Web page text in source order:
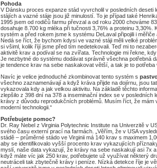
Pohoda
V Dánsku proces expanze stád vyvrcholil v posledních
stájích a vazné stáje jsou již minulostí. To je případ také
1995 jsem od rodičů farmu převzal a od roku 2000 chováme
dosahuje 8.700 kg mléka při tučnosti 3,76% a proteinu
systém a před rokem jsme k systému DeLaval připojili i
Nedá se říct, že bychom kdysi ve vazné stáji měli velké
si všiml, kolik říjí jsme před tím nedetekovali. Teď mi to
aktivitě krav a podíval se na zvířata. Technologie mi řekne,
Je nezbytné do systému dodávat správně všechna potřebná
je tendence krav na sebe naskakovat větší, a tak je to potřeba
Navíc je velice jednoduché zkombinovat tento systém s
všechno zaznamenávají a když kráva přijde na dojírnu, jsou
vykazovala kdy a jak velkou aktivitu. Na základě těchto
zlepšilo z 398 dní na 378 a inseminační index se v
krávy z důvodu reprodukčních problémů. Musím říct, že
moderní technologii.“
Potřebujete pomoc?
Dr. Ray Nebel z Virginia Polytechnic Institute na Univerzitě v
svého času externí prací na farmách. „Věřím, že v USA
stádě – průměrné stádo ve Virginii má 140 krav s maximem
aby se identifikovalo vyšší procento krav vykazujících
myslí, naše data vykazují, že krávy na sebe naskakují asi 7x
když máte víc jak 250 krav, potřebujete už využívat některý
neutráceli tak zbytečně krávy i peníze. Nízká detekce říje je